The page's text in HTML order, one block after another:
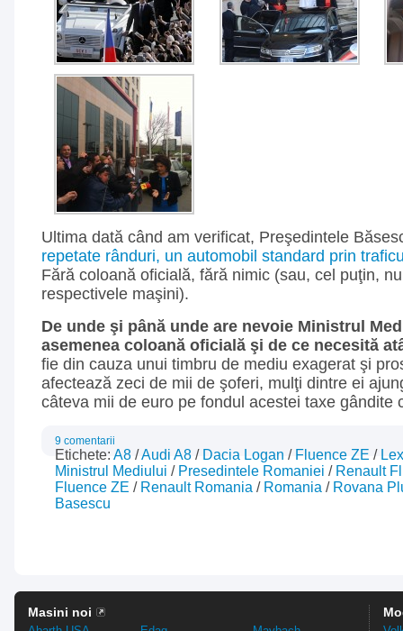
Ultima dată când am verificat, Preşedintele
repetate rânduri, un automobil standard prin
Fără coloană oficială, fără nimic (sau, cel puţin,
respectivele maşini).
De unde şi până unde are nevoie Ministrul
asemenea coloană oficială şi de ce necesită
fie din cauza unui timbru de mediu exagerat şi
afectează zeci de mii de şoferi, mulţi dintre ei
câteva mii de euro pe fondul acestei taxe gândite
9 comentarii
Etichete: A8 /Audi A8 / Dacia Logan / Fluence ZE /
Ministrul Mediului / Presedintele Romaniei / Renault
Fluence ZE / Renault Romania / Romania / Rovana
Basescu
Masini noi